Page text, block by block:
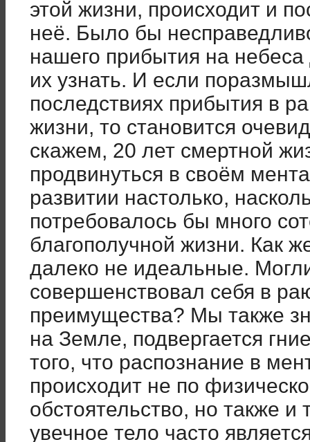
этой жизни, происходит и
неё. Было бы
нашего прибытия на
их узнать. И если
последствиях прибытия в
жизни, то становится
скажем, 20 лет смертной
продвинуться в своём
развитии настолько,
потребовалось бы много
благополучной жизни. Как
далеко не идеальные.
совершенствовал себя в
преимущества? Мы также
на Земле, подвергается
того, что распознание в
происходит не по
обстоятельство, но также и
увечное тело часто